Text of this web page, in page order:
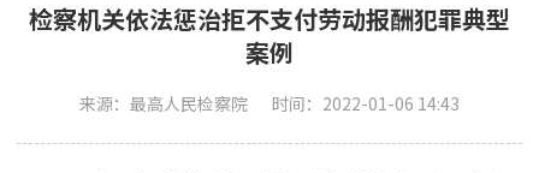
检察机关依法惩治拒不支付劳动报酬犯罪典型
案例
来源：最高人民检察院 时间：2022-01-06 14:43